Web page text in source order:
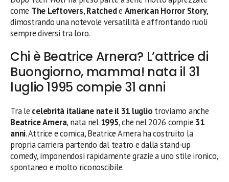
come The Leftovers,Ratchede American Horror Story,
dimostrando una notevole versatilità e affrontando ruoli
sempre diversi tra loro.
Chi è Beatrice Arnera? L’attrice di
Buongiorno, mamma! nata il 31
luglio 1995 compie 31 anni
Tra le celebrità italiane nate il 31 luglio troviamo anche
Beatrice Arnera, nata nel 1995, che nel 2026 compie 31
anni. Attrice e comica, Beatrice Arnera ha costruito la
propria carriera partendo dal teatro e dalla stand-up
comedy, imponendosi rapidamente grazie a uno stile ironico,
spontaneo e molto riconoscibile.